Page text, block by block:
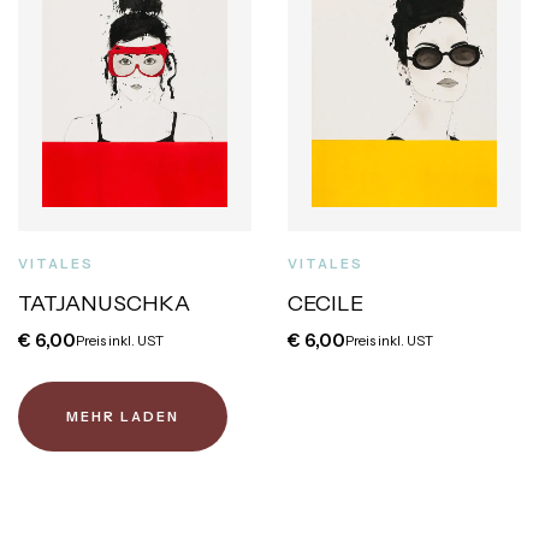
VITALES
TATJANUSCHKA
€ 6,00Preis inkl. UST
VITALES
CECILE
€ 6,00Preis inkl. UST
MEHR LADEN